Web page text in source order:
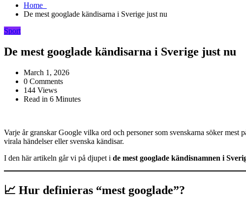
Home
De mest googlade kändisarna i Sverige just nu
Sport
De mest googlade kändisarna i Sverige just nu
March 1, 2026
0 Comments
144 Views
Read in 6 Minutes
Varje år granskar Google vilka ord och personer som svenskarna söker mest
virala händelser eller svenska kändisar.
I den här artikeln går vi på djupet i de mest googlade kändisnamnen i
📈 Hur definieras “mest googlade”?